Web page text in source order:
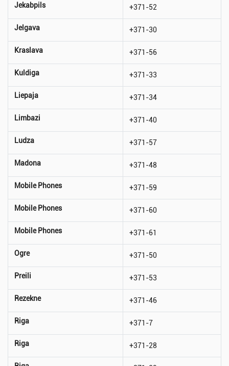
Jekabpils +371-52
Jelgava +371-30
Kraslava +371-56
Kuldiga +371-33
Liepaja +371-34
Limbazi +371-40
Ludza +371-57
Madona +371-48
Mobile Phones +371-59
Mobile Phones +371-60
Mobile Phones +371-61
Ogre +371-50
Preili +371-53
Rezekne +371-46
Riga +371-7
Riga +371-28